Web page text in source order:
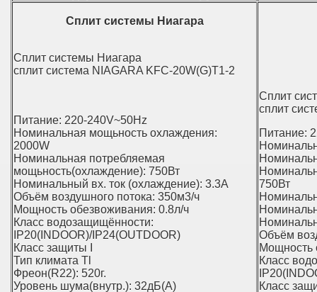
Сплит системы Ниагара
Сплит системы Ниагара
сплит система NIAGARA KFС-20W(G)T1-2
Питание: 220-240V~50Hz
Номинальная мощьность охлаждения:
2000W
Номинальная потребляемая
мощьность(охлаждение): 750Вт
Номинальный вх. ток (охлаждение): 3.3А
Объём воздушного потока: 350м3/ч
Мощность обезвоживания: 0.8л/ч
Класс водозащищённости:
IP20(INDOOR)/IP24(OUTDOOR)
Класс защиты I
Тип климата Tl
Фреон(R22): 520г.
Уровень шума(внутр.): 32дБ(А)
Сплит
сплит
Питание:
750Вт
Объём
Мощность
Класс
Класс